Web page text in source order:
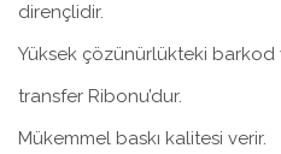
dirençlidir.
Yüksek çözünürlükteki barkod
transfer Ribonu’dur.
Mükemmel baskı kalitesi verir.